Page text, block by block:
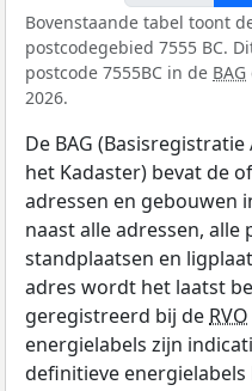
Bovenstaande tabel toont
postcodegebied 7555 BC.
postcode 7555BC in de BAG
2026.
De BAG
het Kadaster) bevat de
adressen en gebouwen
naast alle adressen,
standplaatsen en
adres wordt het laatst
geregistreerd bij de RVO
energielabels zijn
definitieve